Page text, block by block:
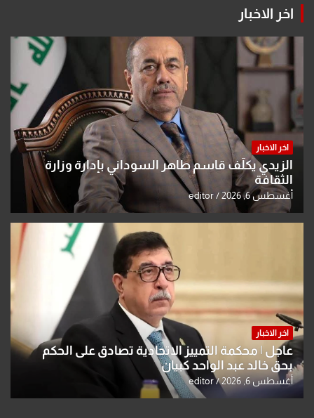
اخر الاخبار
اخر الاخبار
الزيدي يكلّف قاسم طاهر السوداني بإدارة وزارة
الثقافة
أغسطس 6, 2026 editor
اخر الاخبار
عاجل | محكمة التمييز الاتحادية تصادق على الحكم
بحق خالد عبد الواحد كبيان
أغسطس 6, 2026 editor